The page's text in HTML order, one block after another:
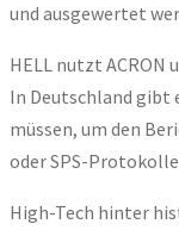
und ausgewertet
HELL nutzt ACRON
In Deutschland gibt
müssen, um den
oder SPS-
High-Tech hinter